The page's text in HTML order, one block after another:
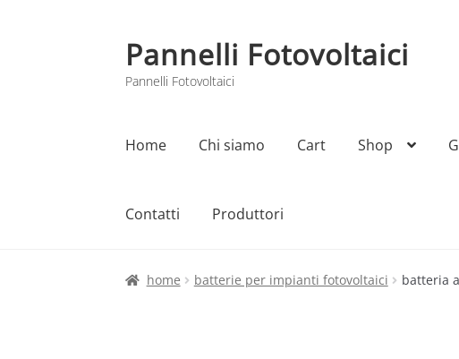
Vai
alla
navigazione
Vai
al
contenuto
Pannelli Fotovoltaici
Pannelli Fotovoltaici
Home Chi siamo Cart Shop
Contatti Produttori
Home Cart Checkout Chi siamo Contatti My
home batterie per impianti fotovoltaici batteria